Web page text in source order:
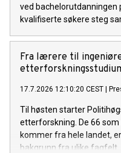
ved bachelorutdanningen
kvalifiserte søkere steg
Fra lærere til
17.7.2026 12:10:20 CEST |
Til høsten starter
etterforskning. De 66
kommer fra hele landet,
bakgrunn fra ulike fagfelt.